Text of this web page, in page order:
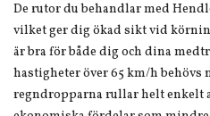
De rutor du behandlar med
vilket ger dig ökad sikt vid
är bra för både dig och dina
hastigheter över 65 km/h
regndropparna rullar helt enkelt